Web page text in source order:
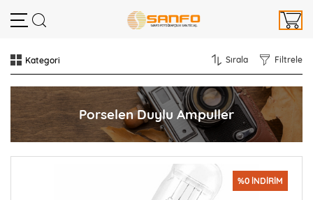
Sırala Filtrele
Porselen Duylu Ampuller
%0 İNDİRİM